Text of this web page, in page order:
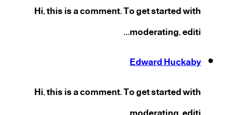
Hi, this is a comment. To get started with
moderating, editi...
Edward Huckaby
Hi, this is a comment. To get started with